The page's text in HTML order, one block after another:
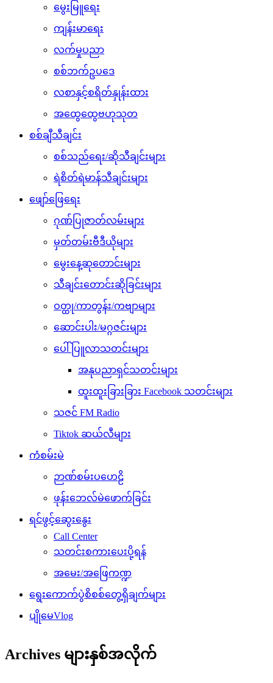
မွေးမြူရေး
ကျန်းမာရေး
လက်မှုပညာ
စစ်ဘက်ဥပဒေ
လစာနှင့်စရိတ်နှုန်းထား
အထွေထွေဗဟုသုတ
စစ်ချီသီချင်း
စစ်သည်ရေး/ဆိုသီချင်းများ
ရဲစိတ်ရဲမာန်သီချင်းများ
ဖျော်ဖြေရေး
ဂုဏ်ပြုဇာတ်လမ်းများ
မှတ်တမ်းဗီဒီယိုများ
မွေးနေ့ဆုတောင်းများ
သီချင်းတောင်းဆိုခြင်းများ
ဝတ္ထု/ကာတွန်း/ကဗျာများ
ဆောင်းပါး/မဂ္ဂဇင်းများ
ပေါ်ပြူလာသတင်းများ
အနုပညာရှင်သတင်းများ
ထူးထူးခြားခြား Facebook သတင်းများ
သဇင် FM Radio
Tiktok ဆယ်လီများ
ကံစမ်းမဲ
ဉာဏ်စမ်းပဟေဠိ
ဖုန်းဘေလ်မဲဖောက်ခြင်း
ရင်ဖွင့်ဆွေးနွေး
Call Center
သတင်းစကားပေးပို့ရန်
အမေး/အဖြေကဏ္ဍ
ရွေးကောက်ပွဲစိစစ်တွေ့ရှိချက်များ
ပျိုမေVlog
Archives များနှစ်အလိုက်